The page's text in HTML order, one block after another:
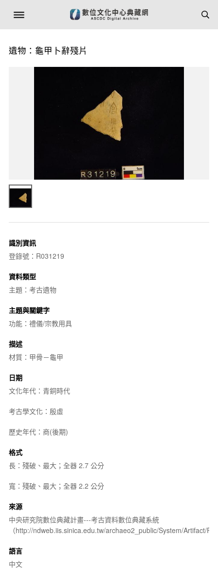
遺物：龜甲卜辭殘片
識別資訊
登錄號：R031219
資料類型
主題：考古遺物
主題與關鍵字
功能：禮儀/宗教用具
描述
材質：甲骨－龜甲
日期
文化年代：青銅時代
考古學文化：殷虛
歷史年代：商(後期)
格式
長：殘破、最大；全器 2.7 公分
寬：殘破、最大；全器 2.2 公分
來源
中央研究院數位典藏計畫---考古資料數位典藏系統
（http://ndweb.iis.sinica.edu.tw/archaeo2_public/System/Artifact/
語言
中文